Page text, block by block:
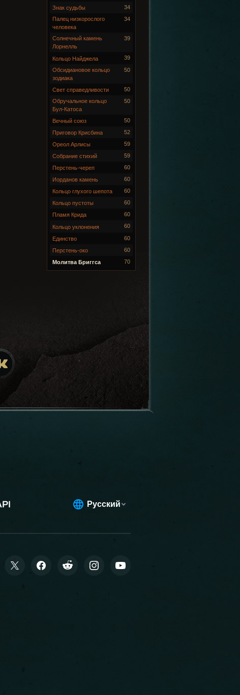
Знак судьбы
34
Палец низкорослого
человека
34
Солнечный камень
Лорнелль
39
Кольцо Найджела
39
Обсидиановое кольцо
зодиака
50
Свет справедливости
50
Обручальное кольцо
Бул-Катоса
50
Вечный союз 50
Приговор Крисбина 52
Ореол Арлисы 59
Собрание стихий 59
Перстень-череп 60
Иорданов камень 60
Кольцо глухого шепота 60
Кольцо пустоты 60
Пламя Крида 60
Кольцо уклонения 60
Единство 60
Перстень-око 60
Молитва Бриггса 70